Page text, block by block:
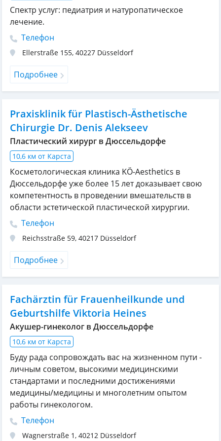
Спектр услуг: педиатрия и натуропатическое
лечение.
Телефон
Ellerstraße 155, 40227 Düsseldorf
Подробнее
Praxisklinik für Plastisch-Ästhetische
Chirurgie Dr. Denis Alekseev
Пластический хирург в Дюссельдорфе
10,6 км от Карста
Косметологическая клиника KÖ-Aesthetics в
Дюссельдорфе уже более 15 лет доказывает свою
компетентность в проведении вмешательств в
области эстетической пластической хирургии.
Телефон
Reichsstraße 59, 40217 Düsseldorf
Подробнее
Fachärztin für Frauenheilkunde und
Geburtshilfe Viktoria Heines
Акушер-гинеколог в Дюссельдорфе
10,6 км от Карста
Буду рада сопровождать вас на жизненном пути -
личным советом, высокими медицинскими
стандартами и последними достижениями
медицины/медицины и многолетним опытом
работы гинекологом.
Телефон
Wagnerstraße 1, 40212 Düsseldorf